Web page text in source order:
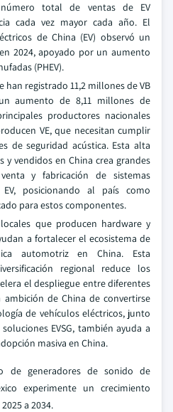
total de ventas de EV
cada vez mayor cada año. El
de China (EV) observó un
2024, apoyado por un aumento
(PHEV).
han registrado 11,2 millones de VB
aumento de 8,11 millones de
productores nacionales
VE, que necesitan cumplir
de seguridad acústica. Esta alta
y vendidos en China crea grandes
y fabricación de sistemas
posicionando al país como
para estos componentes.
que producen hardware y
a fortalecer el ecosistema de
automotriz en China. Esta
regional reduce los
el despliegue entre diferentes
de China de convertirse
de vehículos eléctricos, junto
EVSG, también ayuda a
masiva en China.
de generadores de sonido de
experimente un crecimiento
a 2034.